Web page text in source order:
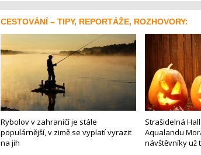
CESTOVÁNÍ – TIPY, REPORTÁŽE, ROZHOVORY:
Rybolov v zahraničí je stále
populárnější, v zimě se vyplatí vyrazit
na jih
Strašidelná
Aqualandu
návštěvníky už